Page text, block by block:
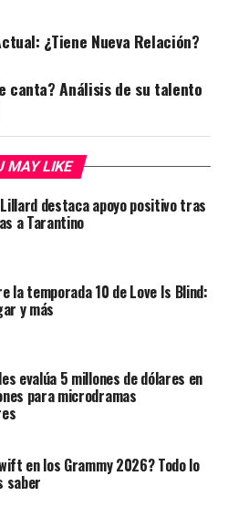
¿Tiene Nueva Relación?
canta? Análisis de su talento
MAY LIKE
destaca apoyo positivo tras
a Tarantino
la temporada 10 de Love Is Blind:
y más
evalúa 5 millones de dólares en
para microdramas
en los Grammy 2026? Todo lo
saber